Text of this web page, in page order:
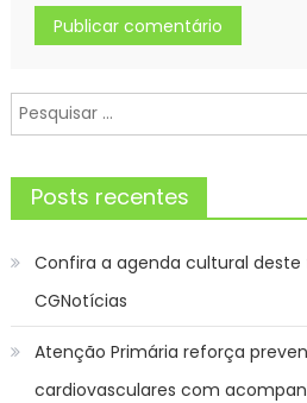
Pesquisar
por:
Posts recentes
Confira a agenda cultural
CGNotícias
Atenção Primária reforça
cardiovasculares com